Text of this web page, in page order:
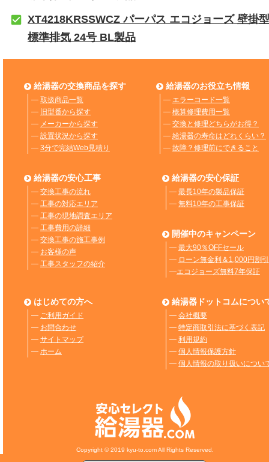
XT4218KRSSWCZ パーパス エコジョーズ 壁掛型
標準排気 24号 BL製品
給湯器の交換商品を探す
― 取扱商品一覧
― 旧型番から探す
― メーカーから探す
― 設置状況から探す
― 3分で完結Web見積り
給湯器のお役立ち情報
― エラーコード一覧
― 概算修理費用一覧
― 交換と修理どちらがお得？
― 給湯器の寿命はどれくらい？
― 故障？修理前にできること
給湯器の安心工事
― 交換工事の流れ
― 工事の対応エリア
― 工事の現地調査エリア
― 工事費用の詳細
― 交換工事の施工事例
― お客様の声
― 工事スタッフの紹介
給湯器の安心保証
― 最長10年の製品保証
― 無料10年の工事保証
開催中のキャンペーン
― 最大90％OFFセール
― ローン無金利＆1,000円割引
―エコジョーズ無料7年保証
はじめての方へ
― ご利用ガイド
― お問合わせ
― サイトマップ
― ホーム
給湯器ドットコムについ
― 会社概要
― 特定商取引法に基づく表記
― 利用規約
― 個人情報保護方針
― 個人情報の取り扱いについ
Copyright © 2019 kyu-to.com All Rights Reserved.